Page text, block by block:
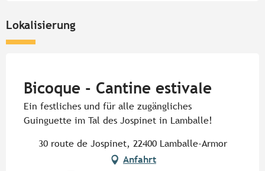
Lokalisierung
Bicoque - Cantine estivale
Ein festliches und für alle zugängliches
Guinguette im Tal des Jospinet in Lamballe!
30 route de Jospinet, 22400 Lamballe-Armor
Anfahrt